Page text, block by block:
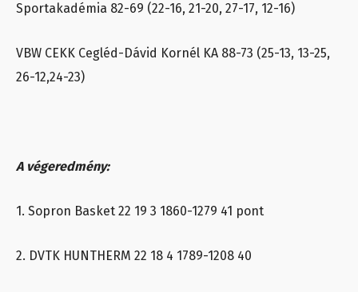
Sportakadémia 82-69 (22-16, 21-20, 27-17, 12-16)
VBW CEKK Cegléd-Dávid Kornél KA 88-73 (25-13, 13-25,
26-12,24-23)
A végeredmény:
1. Sopron Basket 22 19 3 1860-1279 41 pont
2. DVTK HUNTHERM 22 18 4 1789-1208 40